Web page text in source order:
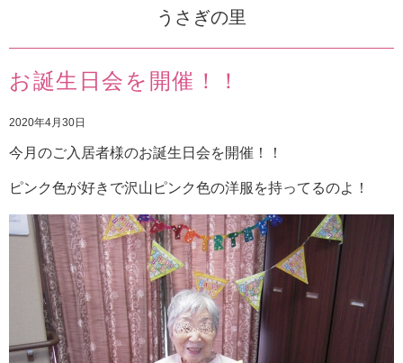
うさぎの里
お誕生日会を開催！！
2020年4月30日
今月のご入居者様のお誕生日会を開催！！
ピンク色が好きで沢山ピンク色の洋服を持ってるのよ！